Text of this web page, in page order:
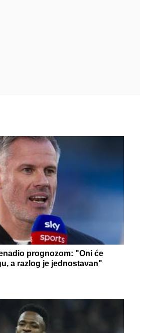
prognozom: "Oni će
a razlog je jednostavan"